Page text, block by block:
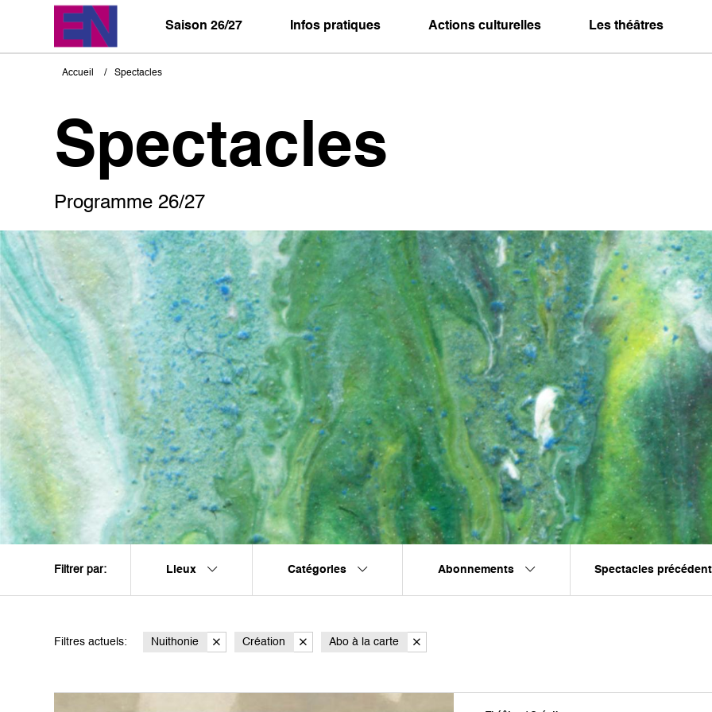
Saison 26/27 Infos pratiques Actions culturelles Les théâtres
Fil
Accueil Spectacles
Spectacles
Programme 26/27
Filtrer par: Lieux Catégories Abonnements Spectacles
Filtres actuels: Nuithonie Création Abo à la carte